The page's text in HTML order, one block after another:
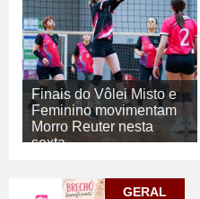
Finais do Vôlei Misto e
Feminino movimentam
Morro Reuter nesta
sexta
ESPORTE
GERAL